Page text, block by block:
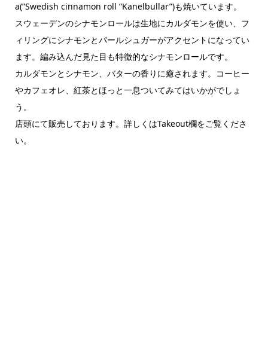
a(”Swedish cinnamon roll “Kanelbullar”)も焼いています。
スウェーデンのシナモンロールは生地にカルダモンを使い、フ
ィリングにシナモンとパールシュガーがアクセントになってい
ます。編み込んだ見た目も特徴的なシナモンロールです。
カルダモンとシナモン、バターの香りに癒されます。コーヒー
やカフェオレ、紅茶とほっと一息ついてみてはいかがでしょ
う。
店頭にて販売しております。詳しくはTakeout欄をご覧くださ
い。